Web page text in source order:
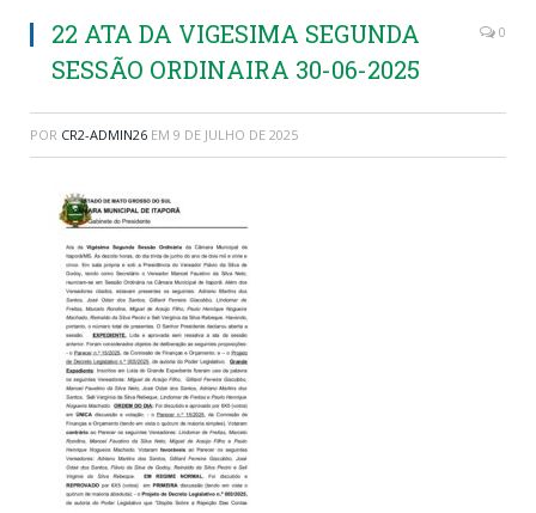
22 ATA DA VIGESIMA SEGUNDA
SESSÃO ORDINAIRA 30-06-2025
0
POR CR2-ADMIN26 EM 9 DE JULHO DE 2025